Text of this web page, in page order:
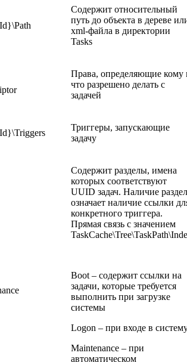
Содержит относительный
путь до объекта в дереве
xml-файла в директории
Tasks
Права, определяющие кому
что разрешено делать с
задачей
Триггеры, запускающие
задачу
Содержит разделы, имена
которых соответствуют
UUID задач. Наличие
означает наличие ссылки
конкретного триггера.
Прямая связь с значением
Boot – содержит ссылки на
задачи, которые требуется
выполнить при загрузке
системы
Logon – при входе в
Maintenance – при
автоматическом